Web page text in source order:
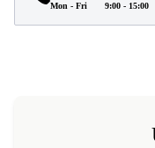
Mon - Fri 9:00 - 15:00